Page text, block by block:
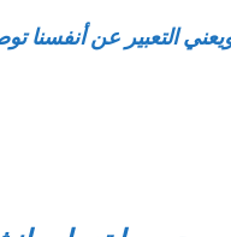
التعبير عن أنفسنا